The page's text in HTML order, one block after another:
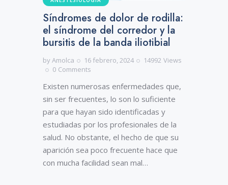
Síndromes de dolor de rodilla:
el síndrome del corredor y la
bursitis de la banda iliotibial
byAmolca 16 febrero, 2024 14992 Views
0 Comments
Existen numerosas enfermedades que,
sin ser frecuentes, lo son lo suficiente
para que hayan sido identificadas y
estudiadas por los profesionales de la
salud. No obstante, el hecho de que su
aparición sea poco frecuente hace que
con mucha facilidad sean mal…